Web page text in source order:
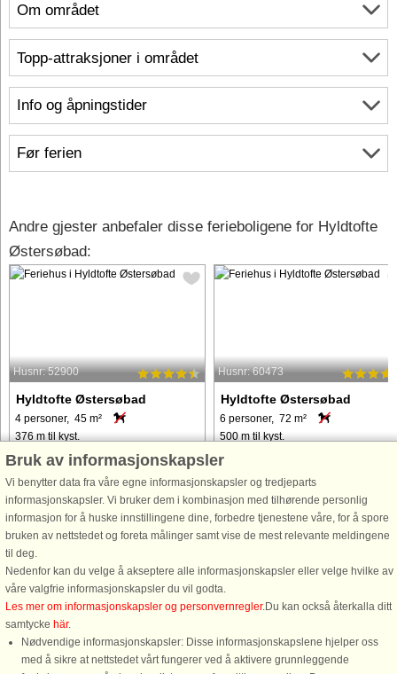
Om området
Info og åpningstider
Før ferien
Topp-attraksjoner i området
Andre gjester anbefaler disse ferieboligene for Hyldtofte
Østersøbad:
Husnr: 52900
Hyldtofte Østersøbad
4 personer, 45 m²
376 m til kyst.
Dette traditionelle sommerhus ligger
for enden af ​​en stille gade i det
fredelige område Hyldtofte
Østersobad, omgivet af smuk natur og
talrige vandrestier, så du kan nå den
nærliggende strand uden at ...
fra 3.754 NOK
Husnr: 60473
Hyldtofte Østersøbad
6 personer, 72 m²
500 m til kyst.
Dette charmerende, nyrenoverede
feriehus i Rødby byder på 2
soveværelser med plads til op til 6
gæster, hvilket gør det til det perfekte
valg for en familieferie. Ejendommen
fra 5.681 NOK
Bruk av informasjonskapsler
Vi benytter data fra våre egne informasjonskapsler og tredjeparts
informasjonskapsler. Vi bruker dem i kombinasjon med tilhørende personlig
informasjon for å huske innstillingene dine, forbedre tjenestene våre, for å spore
bruken av nettstedet og foreta målinger samt vise de mest relevante meldingene
til deg.
Nedenfor kan du velge å akseptere alle informasjonskapsler eller velge hvilke av
våre valgfrie informasjonskapsler du vil godta.
Les mer om informasjonskapsler og personvernregler.Du kan också återkalla ditt
samtycke här.
Nødvendige informasjonskapsler: Disse informasjonskapslene hjelper oss
med å sikre at nettstedet vårt fungerer ved å aktivere grunnleggende